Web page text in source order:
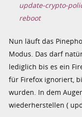
update-crypto-
reboot
Nun läuft das
Modus. Das darf
lediglich bis es ein
für Firefox ignoriert,
wurden. In dem
wiederherstellen (